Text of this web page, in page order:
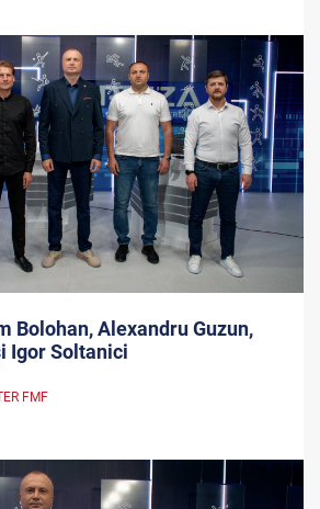
Bolohan, Alexandru Guzun,
Igor Soltanici
FMF